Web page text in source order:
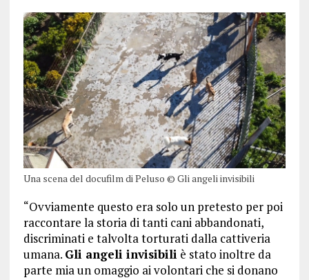
Una scena del docufilm di Peluso © Gli angeli invisibili
“Ovviamente questo era solo un pretesto per poi
raccontare la storia di tanti cani abbandonati,
discriminati e talvolta torturati dalla cattiveria
umana. Gli angeli invisibili è stato inoltre da
parte mia un omaggio ai volontari che si donano